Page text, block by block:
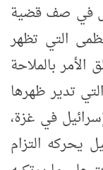
في صف قضية
التي تظهر
الأمر بالملاحة
تدير ظهرها
في غزة،
يحركه التزام